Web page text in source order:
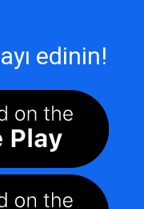
edinin!